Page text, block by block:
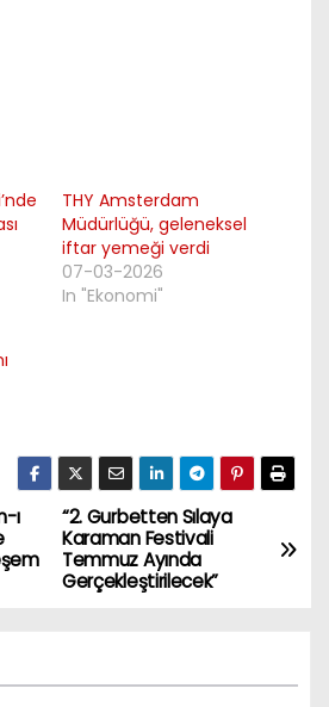
THY Amsterdam
Müdürlüğü, geleneksel
iftar yemeği verdi
07-03-2026
In "Ekonomi"
“2. Gurbetten Sılaya
Karaman Festivali
Temmuz Ayında
Gerçekleştirilecek”
ı